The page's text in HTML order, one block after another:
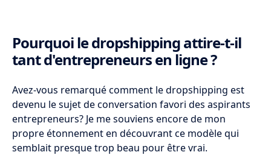
Pourquoi le dropshipping attire-t-il
tant d'entrepreneurs en ligne ?
Avez-vous remarqué comment le dropshipping est
devenu le sujet de conversation favori des aspirants
entrepreneurs? Je me souviens encore de mon
propre étonnement en découvrant ce modèle qui
semblait presque trop beau pour être vrai.